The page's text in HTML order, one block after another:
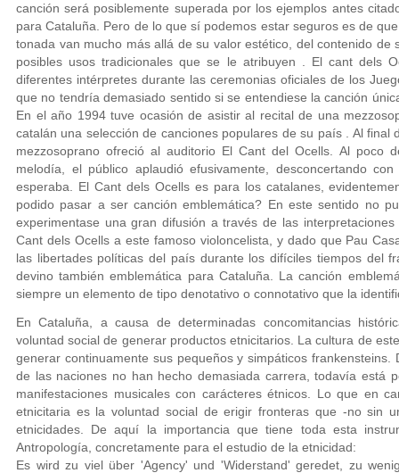
canción será posiblemente superada por los ejemplos antes
para Cataluña. Pero de lo que sí podemos estar seguros es de
tonada van mucho más allá de su valor estético, del contenido
posibles usos tradicionales que se le atribuyen . El cant dels
diferentes intérpretes durante las ceremonias oficiales de los
que no tendría demasiado sentido si se entendiese la canción
En el año 1994 tuve ocasión de asistir al recital de una
catalán una selección de canciones populares de su país . Al
mezzosoprano ofreció al auditorio El Cant del Ocells. Al poco
melodía, el público aplaudió efusivamente, desconcertando
esperaba. El Cant dels Ocells es para los catalanes,
podido pasar a ser canción emblemática? En este sentido no
experimentase una gran difusión a través de las
Cant dels Ocells a este famoso violoncelista, y dado que Pau
las libertades políticas del país durante los difíciles tiempos del
devino también emblemática para Cataluña. La canción
siempre un elemento de tipo denotativo o connotativo que la
En Cataluña, a causa de determinadas concomitancias
voluntad social de generar productos etnicitarios. La cultura de
generar continuamente sus pequeños y simpáticos
de las naciones no han hecho demasiada carrera, todavía está
manifestaciones musicales con carácteres étnicos. Lo que en
etnicitaria es la voluntad social de erigir fronteras que -no sin
etnicidades. De aquí la importancia que tiene toda esta
Antropología, concretamente para el estudio de la etnicidad:
Es wird zu viel über 'Agency' und 'Widerstand' geredet, zu